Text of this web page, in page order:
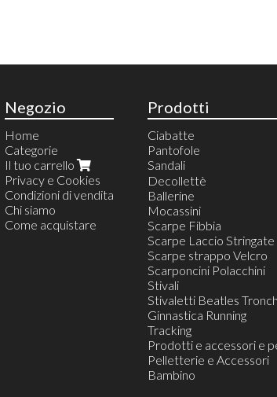
Negozio
Home
Categorie
Il tuo carrello
Privacy e Cookies
Condizioni di vendita
Chi siamo
Come acquistare
Prodotti
Ciabatte
Pantofole
Sandali
Sandalo Classico
Sandalo Vari
Sandalo Sportivo
Sandalo Confort
Sandalo Mare
Sandalo Moda Trandy
Sandalo Gioiello
Sandalo Shanel
Sandalo Sabot
Sandalo Infradito
Sandalo Campesina
Decollettè
Ballerine
Mocassini
Scarpe Fibbia
Scarpe Laccio Stringate
Scarpe strappo Velcro
Scarponcini Polacchini
Stivali
Stivaletti Beatles
Ginnastica Running
Tracking
Prodotti e accessori e
Pelletterie e Accessori
Bambino